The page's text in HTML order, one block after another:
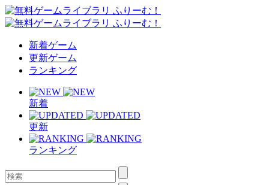
新着ゲーム
更新ゲーム
ランキング
新着
更新
ランキング